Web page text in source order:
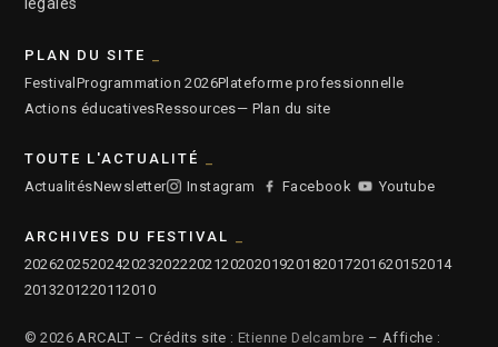
PLAN DU SITE
Festival Programmation 2026Plateforme professionnelle
Actions éducativesRessources— Plan du site
TOUTE L'ACTUALITÉ
ActualitésNewsletter Instagram Facebook Youtube
ARCHIVES DU FESTIVAL
2026202520242023202220212020201920182017201620152014
2013201220112010
© 2026 ARCALT – Crédits site : Etienne Delcambre – Affiche :